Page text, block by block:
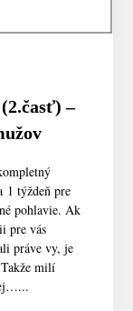
–
1 týždeň pre
pohlavie. Ak
pre vás
práve vy, je
milí